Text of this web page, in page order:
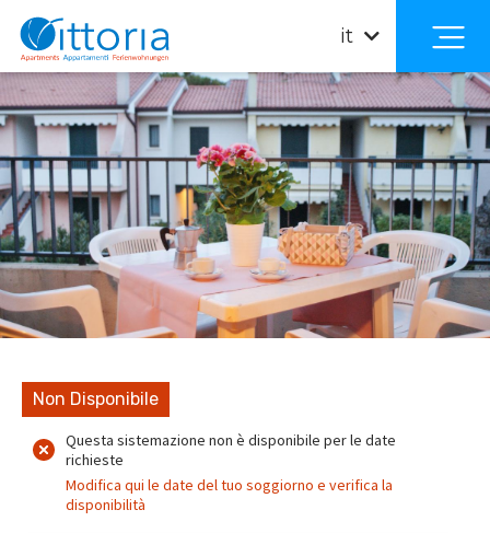
it
Non Disponibile
Questa sistemazione non è disponibile per le date
richieste
Modifica qui le date del tuo soggiorno e verifica la
disponibilità